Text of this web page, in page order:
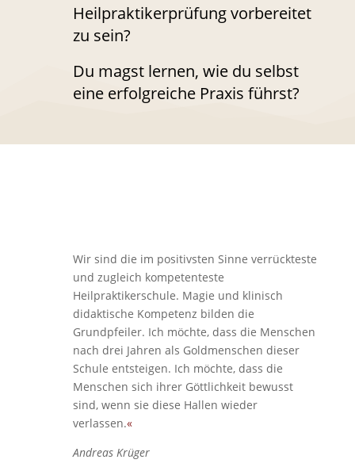
Heilpraktikerprüfung vorbereitet
zu sein?
Du magst lernen, wie du selbst
eine erfolgreiche Praxis führst?
Wir sind die im positivsten Sinne verrückteste
und zugleich kompetenteste
Heilpraktikerschule. Magie und klinisch
didaktische Kompetenz bilden die
Grundpfeiler. Ich möchte, dass die Menschen
nach drei Jahren als Goldmenschen dieser
Schule entsteigen. Ich möchte, dass die
Menschen sich ihrer Göttlichkeit bewusst
sind, wenn sie diese Hallen wieder
verlassen.«
Andreas Krüger